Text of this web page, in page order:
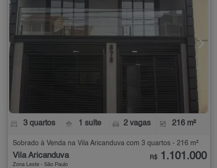
3 quartos 1 suíte 2 vagas 216 m²
Sobrado à Venda na Vila Aricanduva com 3 quartos - 216 m²
Vila Aricanduva
Zona Leste - São Paulo
R$ 1.101.000